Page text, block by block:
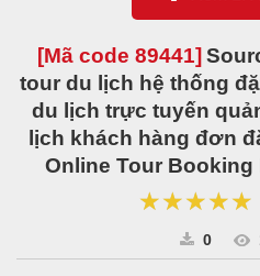
[Mã code 89441]
tour du lịch hệ thống
du lịch trực tuyến
lịch khách hàng đơn
Online Tour
★★★★★
★★★★★
★★★★★
0